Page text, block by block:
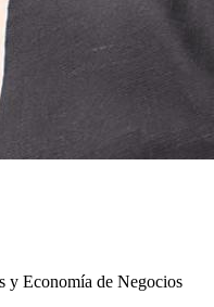
y Economía de Negocios